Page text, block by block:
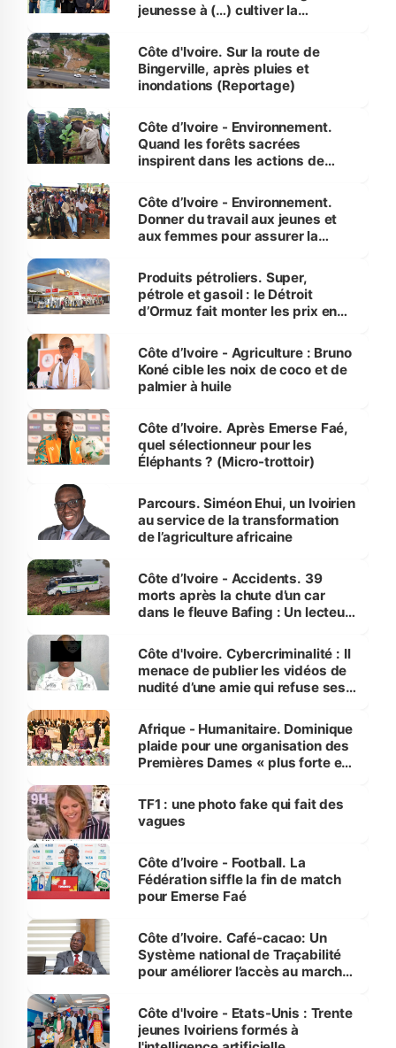
jeunesse à (…) cultiver la
(Alassane Ouattara
Côte d'Ivoire. Sur la route de
Bingerville, après pluies et
inondations (Reportage)
Côte d’Ivoire - Environnement.
Quand les forêts sacrées
inspirent dans les actions de
Côte d’Ivoire - Environnement.
Donner du travail aux jeunes et
aux femmes pour assurer la
menacées
Produits pétroliers. Super,
pétrole et gasoil : le Détroit
d’Ormuz fait monter les prix en
Côte d’Ivoire - Agriculture : Bruno
Koné cible les noix de coco et de
palmier à huile
Côte d’Ivoire. Après Emerse Faé,
quel sélectionneur pour les
Éléphants ? (Micro-trottoir)
Parcours. Siméon Ehui, un Ivoirien
au service de la transformation
de l’agriculture africaine
Côte d’Ivoire - Accidents. 39
morts après la chute d’un car
dans le fleuve Bafing : Un lecteur
des Transports
Côte d'Ivoire. Cybercriminalité : Il
menace de publier les vidéos de
nudité d’une amie qui refuse ses
Afrique - Humanitaire. Dominique
plaide pour une organisation des
Premières Dames « plus forte et
sur la scène internationale »
TF1 : une photo fake qui fait des
vagues
Côte d’Ivoire - Football. La
Fédération siffle la fin de match
pour Emerse Faé
Côte d’Ivoire. Café-cacao: Un
Système national de Traçabilité
pour améliorer l’accès au marché
Côte d'Ivoire - Etats-Unis : Trente
jeunes Ivoiriens formés à